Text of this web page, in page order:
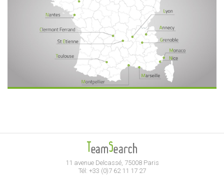
11 avenue Delcassé, 75008 Paris
Tél: +33 (0)7 62 11 17 27